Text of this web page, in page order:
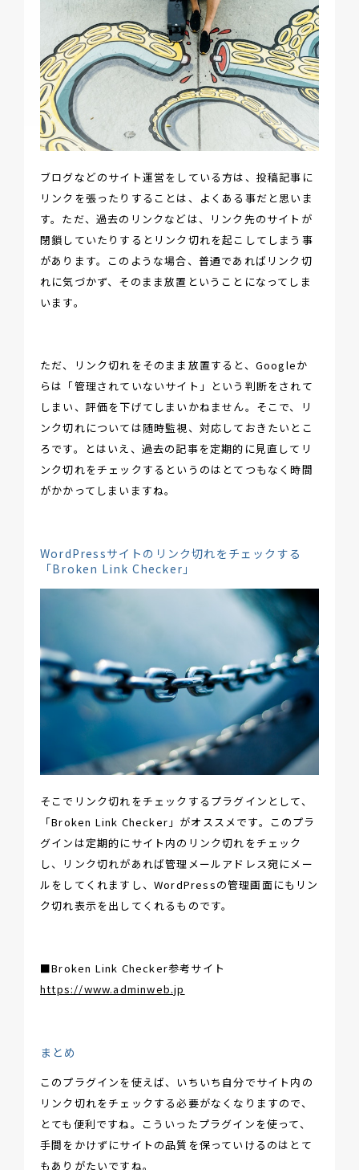
ブログなどのサイト運営をしている方は、投稿記事に
リンクを張ったりすることは、よくある事だと思いま
す。ただ、過去のリンクなどは、リンク先のサイトが
閉鎖していたりするとリンク切れを起こしてしまう事
があります。このような場合、普通であればリンク切
れに気づかず、そのまま放置ということになってしま
います。
ただ、リンク切れをそのまま放置すると、Googleか
らは「管理されていないサイト」という判断をされて
しまい、評価を下げてしまいかねません。そこで、リ
ンク切れについては随時監視、対応しておきたいとこ
ろです。とはいえ、過去の記事を定期的に見直してリ
ンク切れをチェックするというのはとてつもなく時間
がかかってしまいますね。
WordPressサイトのリンク切れをチェックする
「Broken Link Checker」
そこでリンク切れをチェックするプラグインとして、
「Broken Link Checker」がオススメです。このプラ
グインは定期的にサイト内のリンク切れをチェック
し、リンク切れがあれば管理メールアドレス宛にメー
ルをしてくれますし、WordPressの管理画面にもリン
ク切れ表示を出してくれるものです。
■Broken Link Checker参考サイト
https://www.adminweb.jp
まとめ
このプラグインを使えば、いちいち自分でサイト内の
リンク切れをチェックする必要がなくなりますので、
とても便利ですね。こういったプラグインを使って、
手間をかけずにサイトの品質を保っていけるのはとて
もありがたいですね。